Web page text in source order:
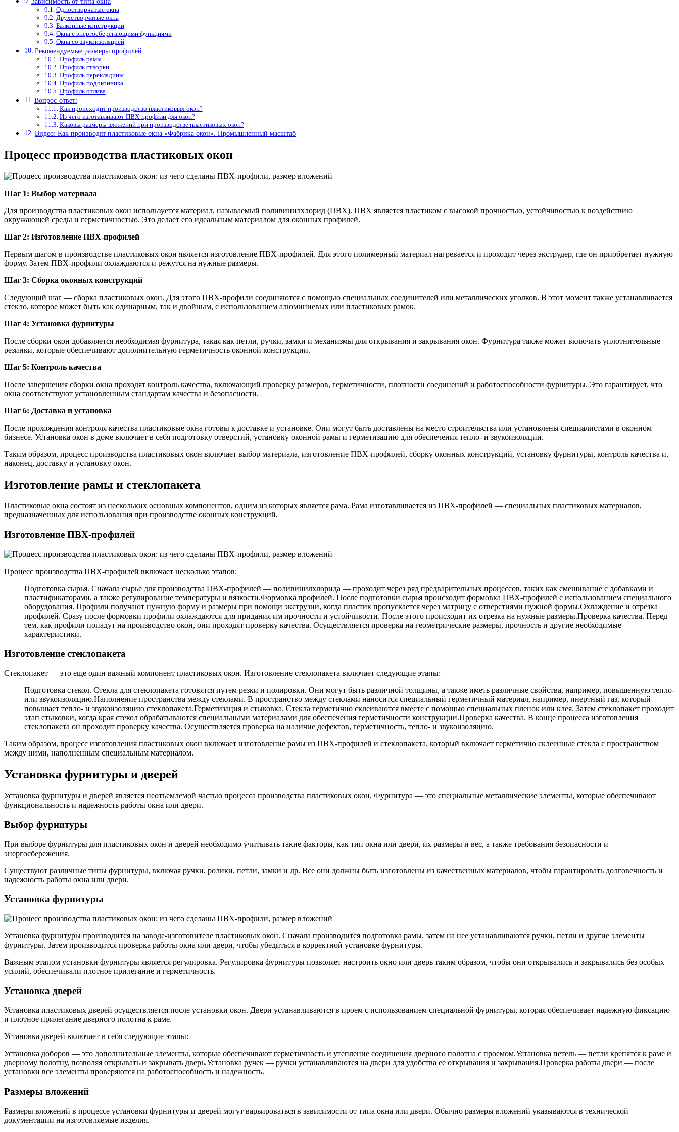
Одностворчатые окна
Двухстворчатые окна
Балконные конструкции
Окна с энергосберегающими функциями
Окна со звукоизоляцией
Рекомендуемые размеры профилей
Профиль рамы
Профиль створки
Профиль перекладины
Профиль подоконника
Профиль отлива
Вопрос-ответ:
Как происходит производство пластиковых окон?
Из чего изготавливают ПВХ-профили для окон?
Каковы размеры вложений при производстве пластиковых окон?
Видео: Как производят пластиковые окна «Фабрика окон». Промышленный масштаб
Процесс производства пластиковых окон
Шаг 1: Выбор материала
Для производства пластиковых окон используется материал, называемый поливинилхлорид (ПВХ). ПВХ является пластиком с высокой прочностью, устойчивостью к воздействию
окружающей среды и герметичностью. Это делает его идеальным материалом для оконных профилей.
Шаг 2: Изготовление ПВХ-профилей
Первым шагом в производстве пластиковых окон является изготовление ПВХ-профилей. Для этого полимерный материал нагревается и проходит через экструдер, где он приобретает нужную
форму. Затем ПВХ-профили охлаждаются и режутся на нужные размеры.
Шаг 3: Сборка оконных конструкций
Следующий шаг — сборка пластиковых окон. Для этого ПВХ-профили соединяются с помощью специальных соединителей или металлических уголков. В этот момент также устанавливается
стекло, которое может быть как одинарным, так и двойным, с использованием алюминиевых или пластиковых рамок.
Шаг 4: Установка фурнитуры
После сборки окон добавляется необходимая фурнитура, такая как петли, ручки, замки и механизмы для открывания и закрывания окон. Фурнитура также может включать уплотнительные
резинки, которые обеспечивают дополнительную герметичность оконной конструкции.
Шаг 5: Контроль качества
После завершения сборки окна проходят контроль качества, включающий проверку размеров, герметичности, плотности соединений и работоспособности фурнитуры. Это гарантирует, что
окна соответствуют установленным стандартам качества и безопасности.
Шаг 6: Доставка и установка
После прохождения контроля качества пластиковые окна готовы к доставке и установке. Они могут быть доставлены на место строительства или установлены специалистами в оконном
бизнесе. Установка окон в доме включает в себя подготовку отверстий, установку оконной рамы и герметизацию для обеспечения тепло- и звукоизоляции.
Таким образом, процесс производства пластиковых окон включает выбор материала, изготовление ПВХ-профилей, сборку оконных конструкций, установку фурнитуры, контроль качества и,
наконец, доставку и установку окон.
Изготовление рамы и стеклопакета
Пластиковые окна состоят из нескольких основных компонентов, одним из которых является рама. Рама изготавливается из ПВХ-профилей — специальных пластиковых материалов,
предназначенных для использования при производстве оконных конструкций.
Изготовление ПВХ-профилей
Процесс производства ПВХ-профилей включает несколько этапов:
Подготовка сырья. Сначала сырье для производства ПВХ-профилей — поливинилхлорида — проходит через ряд предварительных процессов, таких как смешивание с добавками и
пластификаторами, а также регулирование температуры и вязкости.Формовка профилей. После подготовки сырья происходит формовка ПВХ-профилей с использованием специального
оборудования. Профили получают нужную форму и размеры при помощи экструзии, когда пластик пропускается через матрицу с отверстиями нужной формы.Охлаждение и отрезка
профилей. Сразу после формовки профили охлаждаются для придания им прочности и устойчивости. После этого происходит их отрезка на нужные размеры.Проверка качества. Перед
тем, как профили попадут на производство окон, они проходят проверку качества. Осуществляется проверка на геометрические размеры, прочность и другие необходимые
характеристики.
Изготовление стеклопакета
Стеклопакет — это еще один важный компонент пластиковых окон. Изготовление стеклопакета включает следующие этапы:
Подготовка стекол. Стекла для стеклопакета готовятся путем резки и полировки. Они могут быть различной толщины, а также иметь различные свойства, например, повышенную тепло-
или звукоизоляцию.Наполнение пространства между стеклами. В пространство между стеклами наносится специальный герметичный материал, например, инертный газ, который
повышает тепло- и звукоизоляцию стеклопакета.Герметизация и стыковка. Стекла герметично склеиваются вместе с помощью специальных пленок или клея. Затем стеклопакет проходит
этап стыковки, когда края стекол обрабатываются специальными материалами для обеспечения герметичности конструкции.Проверка качества. В конце процесса изготовления
стеклопакета он проходит проверку качества. Осуществляется проверка на наличие дефектов, герметичность, тепло- и звукоизоляцию.
Таким образом, процесс изготовления пластиковых окон включает изготовление рамы из ПВХ-профилей и стеклопакета, который включает герметично склеенные стекла с пространством
между ними, наполненным специальным материалом.
Установка фурнитуры и дверей
Установка фурнитуры и дверей является неотъемлемой частью процесса производства пластиковых окон. Фурнитура — это специальные металлические элементы, которые обеспечивают
функциональность и надежность работы окна или двери.
Выбор фурнитуры
При выборе фурнитуры для пластиковых окон и дверей необходимо учитывать такие факторы, как тип окна или двери, их размеры и вес, а также требования безопасности и
энергосбережения.
Существуют различные типы фурнитуры, включая ручки, ролики, петли, замки и др. Все они должны быть изготовлены из качественных материалов, чтобы гарантировать долговечность и
надежность работы окна или двери.
Установка фурнитуры
Установка фурнитуры производится на заводе-изготовителе пластиковых окон. Сначала производится подготовка рамы, затем на нее устанавливаются ручки, петли и другие элементы
фурнитуры. Затем производится проверка работы окна или двери, чтобы убедиться в корректной установке фурнитуры.
Важным этапом установки фурнитуры является регулировка. Регулировка фурнитуры позволяет настроить окно или дверь таким образом, чтобы они открывались и закрывались без особых
усилий, обеспечивали плотное прилегание и герметичность.
Установка дверей
Установка пластиковых дверей осуществляется после установки окон. Двери устанавливаются в проем с использованием специальной фурнитуры, которая обеспечивает надежную фиксацию
и плотное прилегание дверного полотна к раме.
Установка дверей включает в себя следующие этапы:
Установка доборов — это дополнительные элементы, которые обеспечивают герметичность и утепление соединения дверного полотна с проемом.Установка петель — петли крепятся к раме и
дверному полотну, позволяя открывать и закрывать дверь.Установка ручек — ручки устанавливаются на двери для удобства ее открывания и закрывания.Проверка работы двери — после
установки все элементы проверяются на работоспособность и надежность.
Размеры вложений
Размеры вложений в процессе установки фурнитуры и дверей могут варьироваться в зависимости от типа окна или двери. Обычно размеры вложений указываются в технической
документации на изготовляемые изделия.